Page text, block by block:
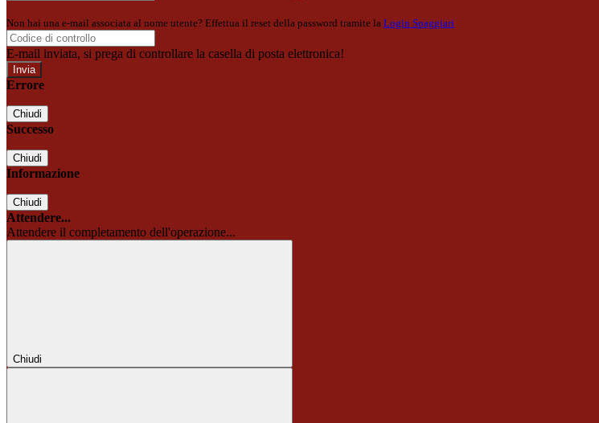
Non hai una e-mail associata al nome utente? Effettua il reset della password tramite la Login Spaggiari
E-mail inviata, si prega di controllare la casella di posta elettronica!
Errore
Chiudi
Successo
Chiudi
Informazione
Chiudi
Attendere...
Attendere il completamento dell'operazione...
Chiudi